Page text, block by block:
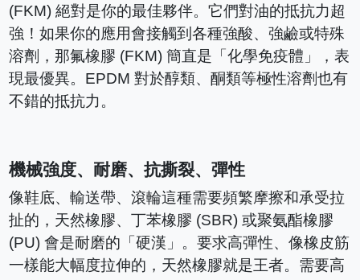
(FKM) 絕對是你的最佳夥伴。它們對油的抵抗力超
強！如果你的應用會接觸到各種強酸、強鹼或特殊
溶劑，那氟橡膠 (FKM) 簡直是「化學免疫體」，表
現最優異。EPDM 對於醇類、酮類等極性溶劑也有
不錯的抵抗力。
機械強度、耐磨、抗撕裂、彈性
像鞋底、輸送帶、滾輪這種需要頻繁摩擦和承受拉
扯的，天然橡膠、丁苯橡膠 (SBR) 或聚氨酯橡膠
(PU) 會是耐磨的「硬漢」。要求高彈性、像橡皮筋
一樣能大幅度拉伸的，天然橡膠就是王者。需要高